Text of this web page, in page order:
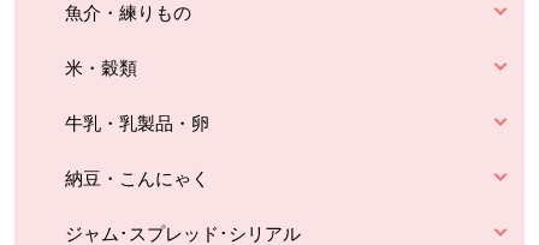
魚介・練りもの
米・穀類
牛乳・乳製品・卵
納豆・こんにゃく
ジャム･スプレッド･シリアル